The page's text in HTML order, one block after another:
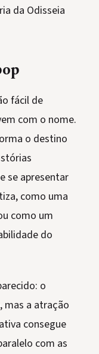
da Odisseia
fácil de
com o nome.
o destino
se apresentar
como uma
como um
do
o
mas a atração
consegue
com as